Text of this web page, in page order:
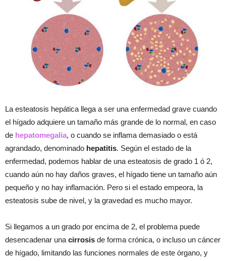
La esteatosis hepática llega a ser una enfermedad grave cuando
el hígado adquiere un tamaño más grande de lo normal, en caso
de hepatomegalia, o cuando se inflama demasiado o está
agrandado, denominado hepatitis. Según el estado de la
enfermedad, podemos hablar de una esteatosis de grado 1 ó 2,
cuando aún no hay daños graves, el hígado tiene un tamaño aún
pequeño y no hay inflamación. Pero si el estado empeora, la
esteatosis sube de nivel, y la gravedad es mucho mayor.
Si llegamos a un grado por encima de 2, el problema puede
desencadenar una cirrosis de forma crónica, o incluso un cáncer
de hígado, limitando las funciones normales de este órgano, y